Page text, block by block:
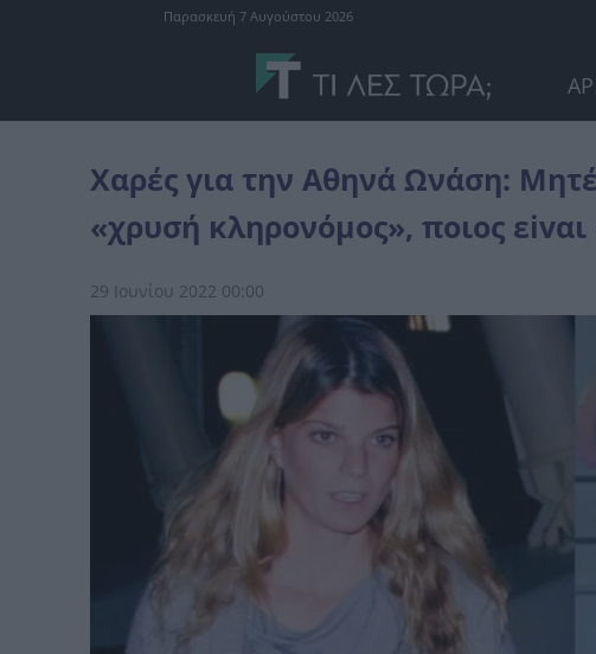
Παρασκευή 7 Αυγούστου 2026
Χαρές για την Αθηνά Ωνάση:
«χρυσή κληρονόμος», πoιoς
29 Ιουνίου 2022 00:00